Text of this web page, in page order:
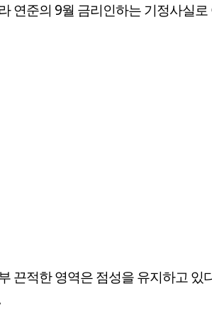
연준의 9월 금리인하는 기정사실로
끈적한 영역은 점성을 유지하고 있